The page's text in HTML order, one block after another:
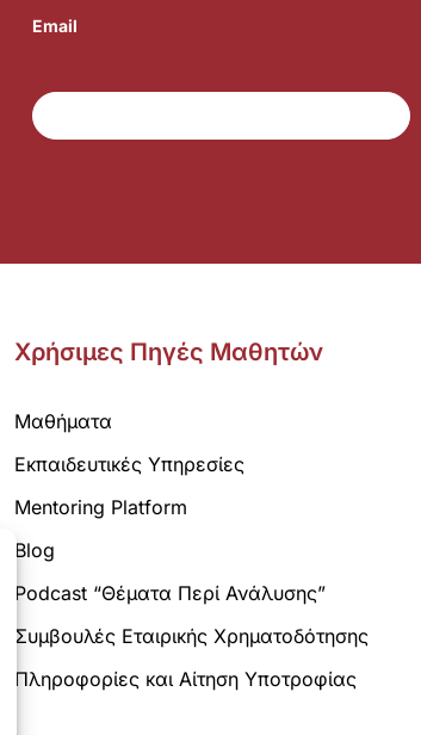
Email
Χρήσιμες Πηγές Μαθητών
Μαθήματα
Εκπαιδευτικές Υπηρεσίες
Mentoring Platform
Blog
Podcast “Θέματα Περί Ανάλυσης”
Συμβουλές Εταιρικής Χρηματοδότησης
Πληροφορίες και Αίτηση Υποτροφίας